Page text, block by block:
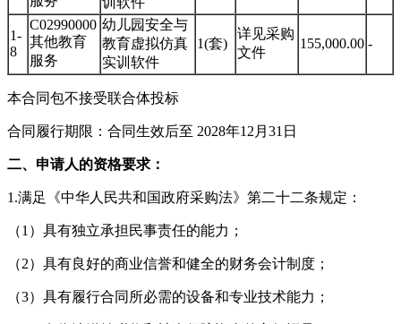
1-
8
C02990000
其他教育
服务
幼儿园安全与
教育虚拟仿真
实训软件
1(套)
详见采购
文件
155,000.00 -
本合同包不接受联合体投标
合同履行期限：合同生效后至 2028年12月31日
二、申请人的资格要求：
1.满足《中华人民共和国政府采购法》第二十二条规定：
（1）具有独立承担民事责任的能力；
（2）具有良好的商业信誉和健全的财务会计制度；
（3）具有履行合同所必需的设备和专业技术能力；